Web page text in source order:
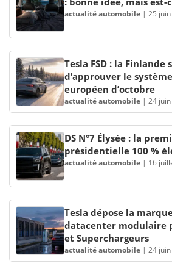
actualité automobile | 25
Tesla FSD : la Finlande
d’approuver le
européen d’octobre
actualité automobile | 24
DS N°7 Élysée : la
présidentielle 100 %
actualité automobile | 16
Tesla dépose la
datacenter modulaire
et Superchargeurs
actualité automobile | 24